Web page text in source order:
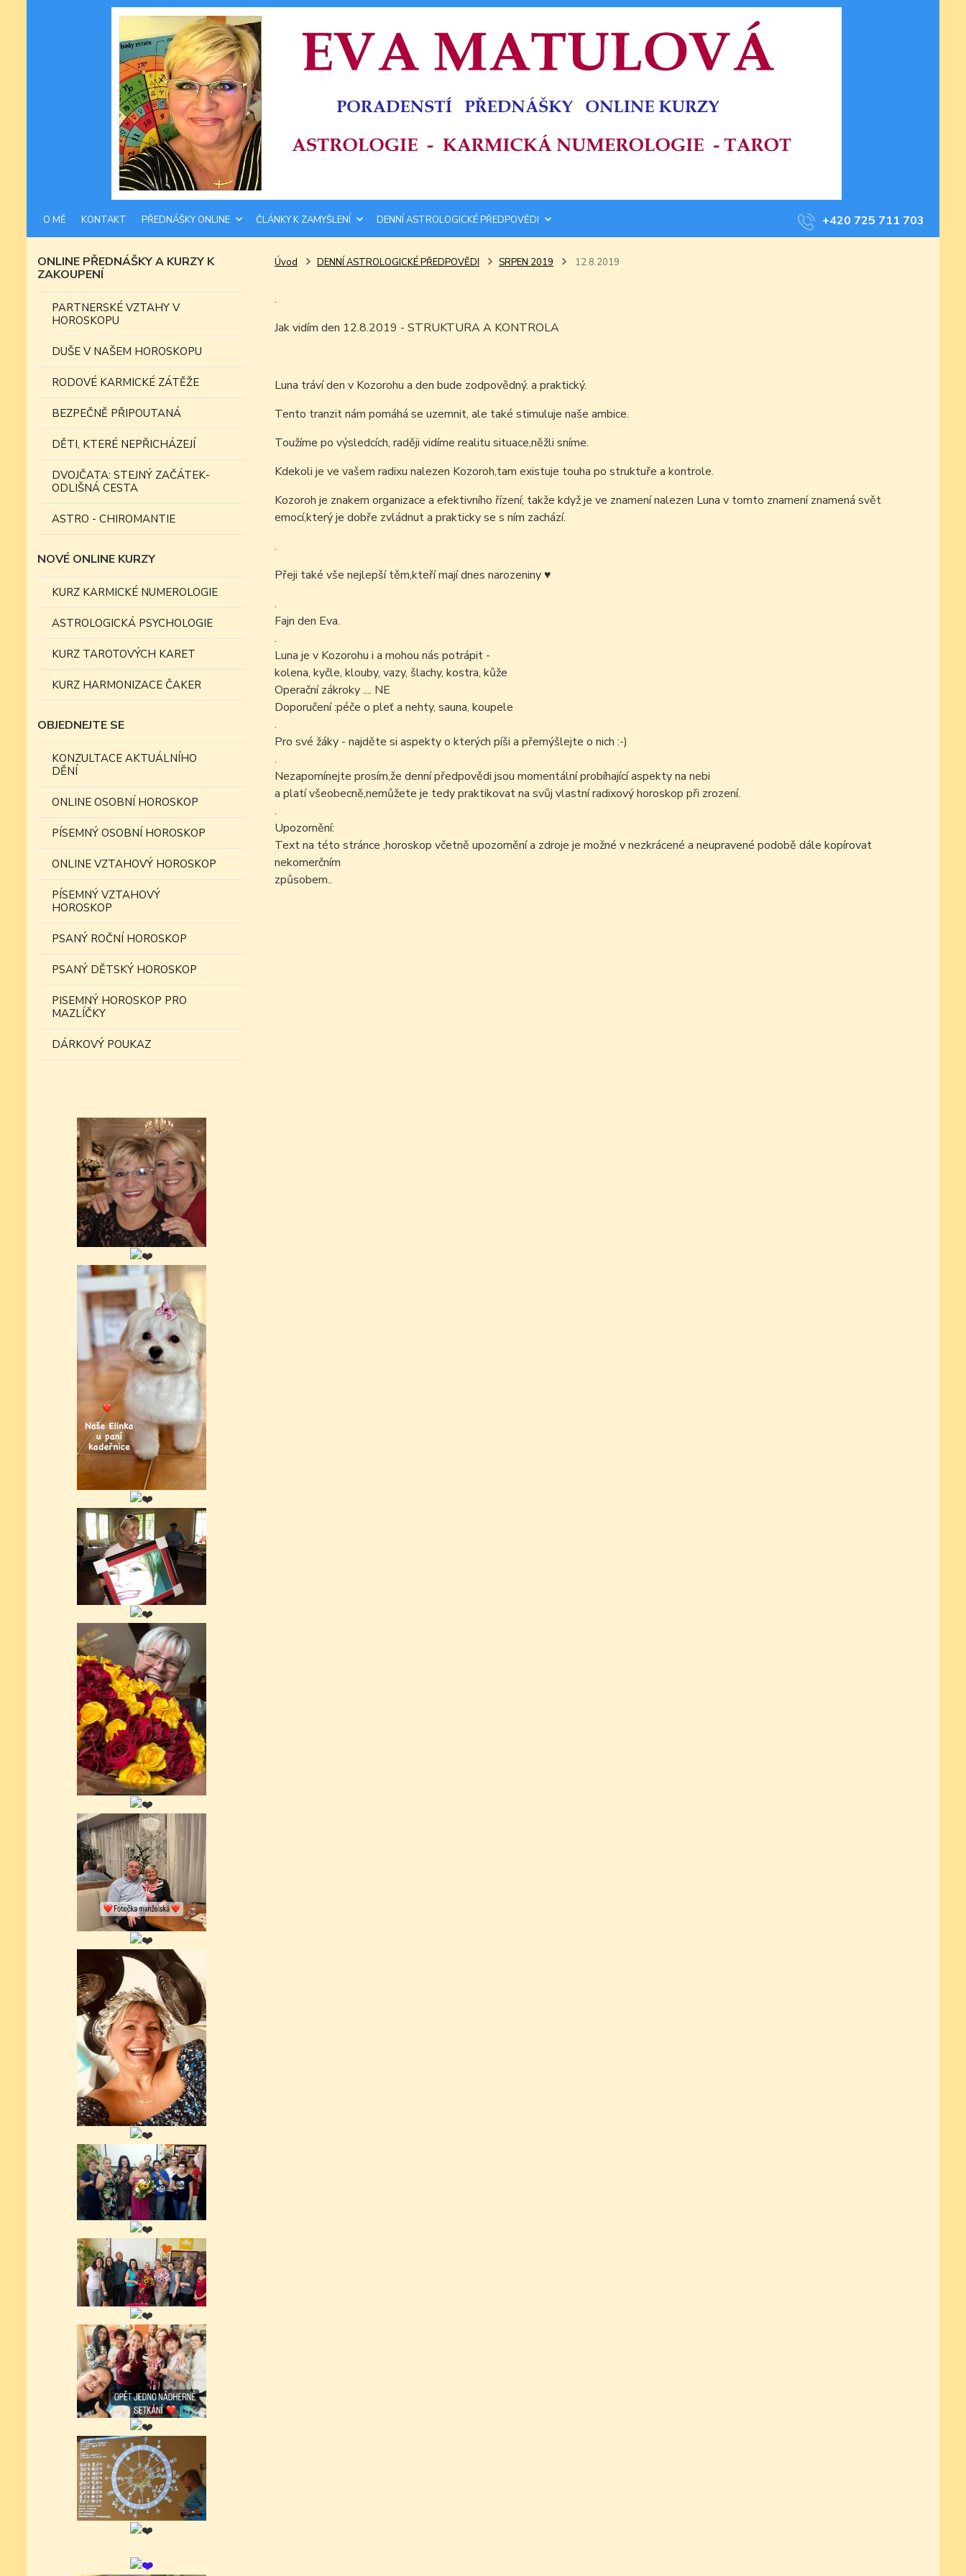
O MĚ KONTAKT PŘEDNÁŠKY ONLINE ČLÁNKY K ZAMYŠLENÍ DENNÍ ASTROLOGICKÉ PŘEDPOVĚDI +420 725 711 703
ONLINE PŘEDNÁŠKY A KURZY K
ZAKOUPENÍ
PARTNERSKÉ VZTAHY V
HOROSKOPU
DUŠE V NAŠEM HOROSKOPU
RODOVÉ KARMICKÉ ZÁTĚŽE
BEZPEČNĚ PŘIPOUTANÁ
DĚTI, KTERÉ NEPŘICHÁZEJÍ
DVOJČATA: STEJNÝ ZAČÁTEK-
ODLIŠNÁ CESTA
ASTRO - CHIROMANTIE
NOVÉ ONLINE KURZY
KURZ KARMICKÉ NUMEROLOGIE
ASTROLOGICKÁ PSYCHOLOGIE
KURZ TAROTOVÝCH KARET
KURZ HARMONIZACE ČAKER
OBJEDNEJTE SE
KONZULTACE AKTUÁLNÍHO
DĚNÍ
ONLINE OSOBNÍ HOROSKOP
PÍSEMNÝ OSOBNÍ HOROSKOP
ONLINE VZTAHOVÝ HOROSKOP
PÍSEMNÝ VZTAHOVÝ
HOROSKOP
PSANÝ ROČNÍ HOROSKOP
PSANÝ DĚTSKÝ HOROSKOP
PISEMNÝ HOROSKOP PRO
MAZLÍČKY
DÁRKOVÝ POUKAZ
Úvod DENNÍ ASTROLOGICKÉ PŘEDPOVĚDI SRPEN 2019 12.8.2019
.
Jak vidím den 12.8.2019 - STRUKTURA A KONTROLA
Luna tráví den v Kozorohu a den bude zodpovědný. a praktický.
Tento tranzit nám pomáhá se uzemnit, ale také stimuluje naše ambice.
Toužíme po výsledcích, raději vidíme realitu situace,něžli sníme.
Kdekoli je ve vašem radixu nalezen Kozoroh,tam existuje touha po struktuře a kontrole.
Kozoroh je znakem organizace a efektivního řízení; takže když je ve znamení nalezen Luna v tomto znamení znamená svět
emocí,který je dobře zvládnut a prakticky se s ním zachází.
.
Přeji také vše nejlepší těm,kteří mají dnes narozeniny♥
.
Fajn den Eva.
.
Luna je v Kozorohu i a mohou nás potrápit -
kolena, kyčle, klouby, vazy, šlachy, kostra, kůže
Operační zákroky .... NE
Doporučení :péče o pleť a nehty, sauna, koupele
.
Pro své žáky - najděte si aspekty o kterých píši a přemýšlejte o nich :-)
.
Nezapomínejte prosím,že denní předpovědi jsou momentální probíhající aspekty na nebi
a platí všeobecně,nemůžete je tedy praktikovat na svůj vlastní radixový horoskop při zrození.
.
Upozornění:
Text na této stránce ,horoskop včetně upozornění a zdroje je možné v nezkrácené a neupravené podobě dále kopírovat
nekomerčním
způsobem..